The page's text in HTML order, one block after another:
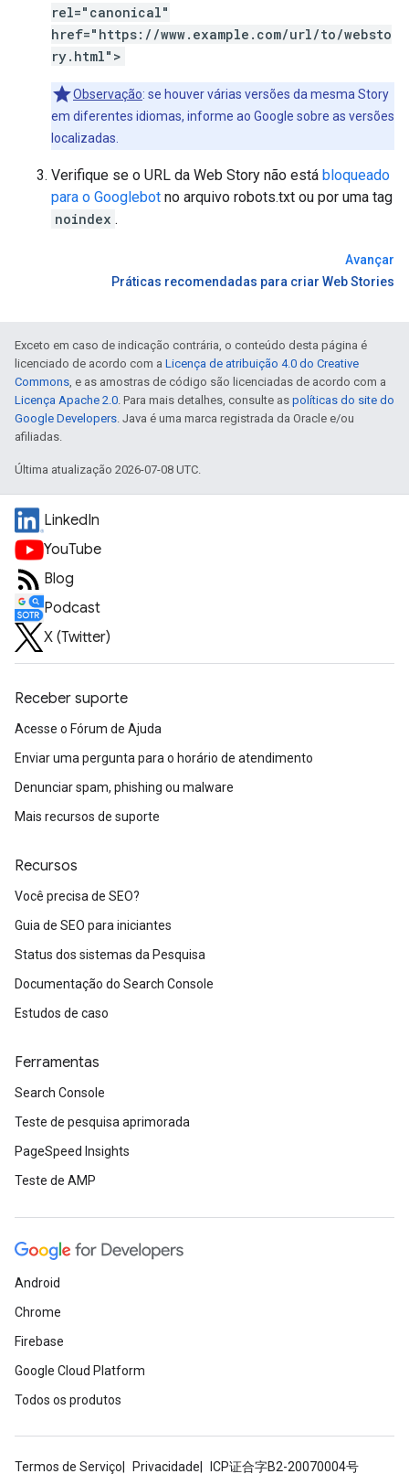
rel="canonical"
href="https://www.example.com/url/to/websto
ry.html">
Observação: se houver várias versões da mesma Story
em diferentes idiomas, informe ao Google sobre as versões
localizadas.
Verifique se o URL da Web Story não está bloqueado
para o Googlebot no arquivo robots.txt ou por uma tag
noindex .
Avançar
Práticas recomendadas para criar Web Stories
Exceto em caso de indicação contrária, o conteúdo desta página é
licenciado de acordo com a Licença de atribuição 4.0 do Creative
Commons , e as amostras de código são licenciadas de acordo com a
Licença Apache 2.0 . Para mais detalhes, consulte as políticas do site do
Google Developers . Java é uma marca registrada da Oracle e/ou
afiliadas.
Última atualização 2026-07-08 UTC.
LinkedIn
YouTube
Blog
Podcast
X (Twitter)
Receber suporte
Acesse o Fórum de Ajuda
Enviar uma pergunta para o horário de atendimento
Denunciar spam, phishing ou malware
Mais recursos de suporte
Recursos
Você precisa de SEO?
Guia de SEO para iniciantes
Status dos sistemas da Pesquisa
Documentação do Search Console
Estudos de caso
Ferramentas
Search Console
Teste de pesquisa aprimorada
PageSpeed Insights
Teste de AMP
Android
Chrome
Firebase
Google Cloud Platform
Todos os produtos
Termos de Serviço Privacidade ICP证合字B2-20070004号